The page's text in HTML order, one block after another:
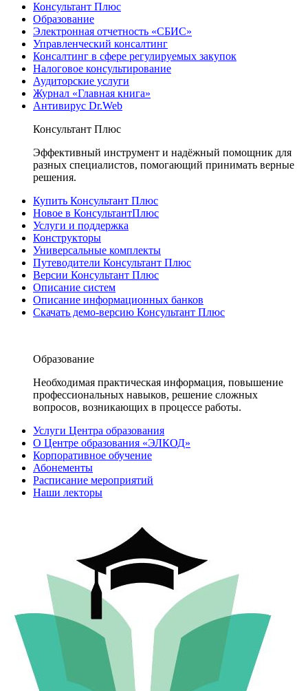
Консультант Плюс
Образование
Электронная отчетность «СБИС»
Управленческий консалтинг
Консалтинг в сфере регулируемых закупок
Налоговое консультирование
Аудиторские услуги
Журнал «Главная книга»
Антивирус Dr.Web
Консультант Плюс
Эффективный инструмент и надёжный помощник для
разных специалистов, помогающий принимать верные
решения.
Купить Консультант Плюс
Новое в КонсультантПлюс
Услуги и поддержка
Конструкторы
Универсальные комплекты
Путеводители Консультант Плюс
Версии Консультант Плюс
Описание систем
Описание информационных банков
Скачать демо-версию Консультант Плюс
Образование
Необходимая практическая информация, повышение
профессиональных навыков, решение сложных
вопросов, возникающих в процессе работы.
Услуги Центра образования
О Центре образования «ЭЛКОД»
Корпоративное обучение
Абонементы
Расписание мероприятий
Наши лекторы